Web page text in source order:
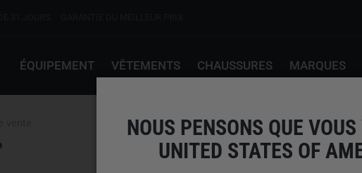
ÉQUIPEMENT VÊTEMENTS CHAUSSURES MARQUES
NOUS PENSONS QUE
UNITED STATES OF